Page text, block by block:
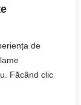
de
Făcând clic